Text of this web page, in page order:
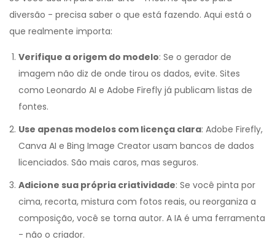
diversão - precisa saber o que está fazendo. Aqui está o
que realmente importa:
Verifique a origem do modelo: Se o gerador de
imagem não diz de onde tirou os dados, evite. Sites
como Leonardo AI e Adobe Firefly já publicam listas de
fontes.
Use apenas modelos com licença clara: Adobe Firefly,
Canva AI e Bing Image Creator usam bancos de dados
licenciados. São mais caros, mas seguros.
Adicione sua própria criatividade: Se você pinta por
cima, recorta, mistura com fotos reais, ou reorganiza a
composição, você se torna autor. A IA é uma ferramenta
- não o criador.